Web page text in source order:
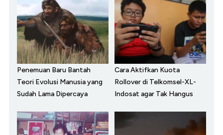
Penemuan Baru Bantah
Teori Evolusi Manusia yang
Sudah Lama Dipercaya
Cara Aktifkan Kuota
Rollover di Telkomsel-XL-
Indosat agar Tak Hangus